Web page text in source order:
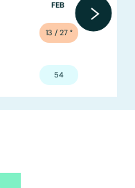
FEB
13 / 27°
54